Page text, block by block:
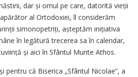
dar și omul pe care, datorită vieții
al Ortodoxiei, îl considerăm
simonopetriți, așteptăm inițiativa
în legătură trecerea sa în calendar,
și aici în Sfântul Munte Athos.
pentru că Biserica „Sfântul Nicolae”, a